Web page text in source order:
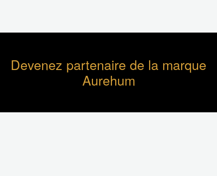
Devenez partenaire de la marque
Aurehum